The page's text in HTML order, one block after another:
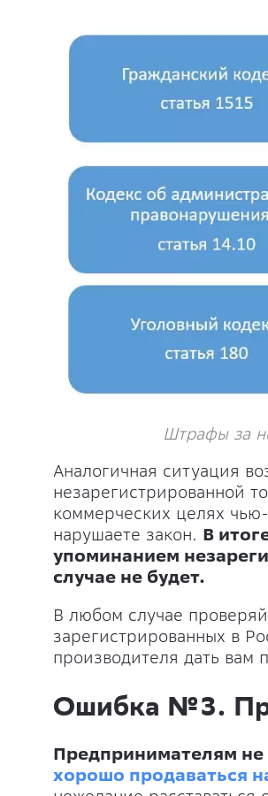
Штрафы за
Аналогичная ситуация
незарегистрированной
коммерческих целях
нарушаете закон. В
упоминанием
случае не будет.
В любом случае
зарегистрированных в
производителя дать вам
Ошибка №3.
Предпринимателям не
хорошо продаваться